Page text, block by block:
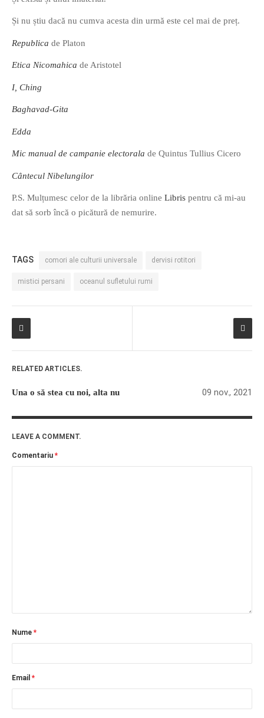
Și nu știu dacă nu cumva acesta din urmă este cel mai de preț.
Republica de Platon
Etica Nicomahica de Aristotel
I, Ching
Baghavad-Gita
Edda
Mic manual de campanie electorala de Quintus Tullius Cicero
Cântecul Nibelungilor
P.S. Mulțumesc celor de la librăria online Libris pentru că mi-au
dat să sorb încă o picătură de nemurire.
TAGS comori ale culturii universale dervisi rotitori
mistici persani oceanul sufletului rumi
RELATED ARTICLES.
Una o să stea cu noi, alta nu 09 nov., 2021
LEAVE A COMMENT.
Comentariu *
Nume *
Email *